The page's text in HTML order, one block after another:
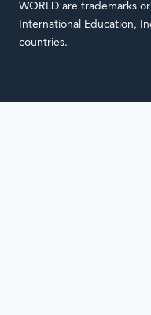
WORLD are trademarks
International Education,
countries.